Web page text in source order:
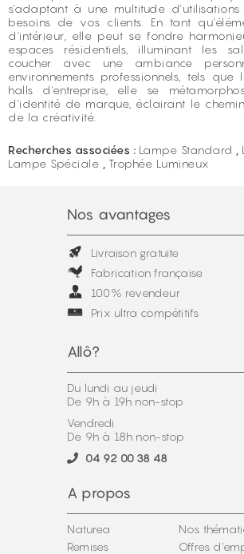
s'adaptant à une multitude
besoins de vos clients. En tant
d'intérieur, elle peut se fondre
espaces résidentiels, illuminant les
coucher avec une ambiance
environnements professionnels, tels
halls d'entreprise, elle se
d'identité de marque, éclairant le
de la créativité.
Recherches associées : Lampe Standard
Lampe Spéciale
Trophée Lumineux
Nos avantages
Livraison gratuite
Fabrication française
100% revendeur
Prix ultra compétitifs
Allô?
Du lundi au jeudi
De 9h à 19h non-stop
Vendredi
De 9h à 18h non-stop
04 92 00 38 48
A propos
Naturea
Remises
Nos
Offres